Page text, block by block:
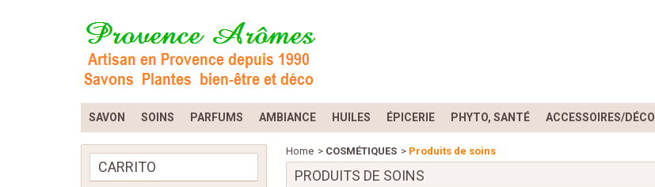
SAVON SOINS PARFUMS AMBIANCE HUILES ÉPICERIE PHYTO, SANTÉ ACCESSOIRES/DÉCO
CARRITO
Home > COSMÉTIQUES > Produits de soins
PRODUITS DE SOINS